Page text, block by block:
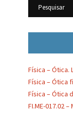
Física – Ótica.
Física – Ótica
Física – Ótica
FI.ME-017.02